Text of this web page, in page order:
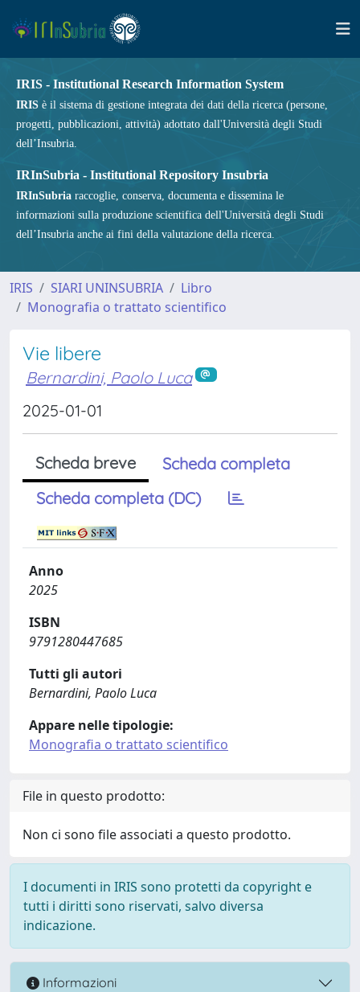
IRIS - Institutional Research Information System
IRIS è il sistema di gestione integrata dei dati della ricerca (persone,
progetti, pubblicazioni, attività) adottato dall'Università degli Studi
dell’Insubria.
IRInSubria - Institutional Repository Insubria
IRInSubria raccoglie, conserva, documenta e dissemina le
informazioni sulla produzione scientifica dell'Università degli Studi
dell’Insubria anche ai fini della valutazione della ricerca.
IRIS SIARI UNINSUBRIA
Libro
Monografia o trattato scientifico
Vie libere
Bernardini, Paolo Luca
2025-01-01
Scheda breve
Scheda completa
Scheda completa (DC)
Anno
2025
ISBN
9791280447685
Tutti gli autori
Bernardini, Paolo Luca
Appare nelle tipologie:
Monografia o trattato scientifico
File in questo prodotto:
Non ci sono file associati a questo prodotto.
I documenti in IRIS sono protetti da copyright e
tutti i diritti sono riservati, salvo diversa
indicazione.
Informazioni